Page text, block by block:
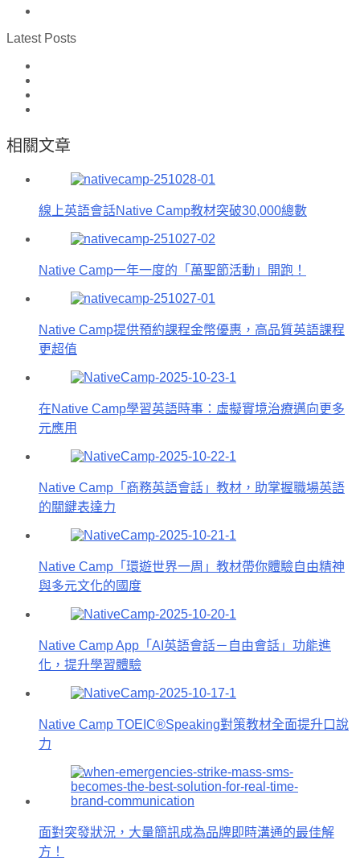
Latest Posts
相關文章
線上英語會話Native Camp教材突破30,000總數
Native Camp一年一度的「萬聖節活動」開跑！
Native Camp提供預約課程金幣優惠，高品質英語課程
更超值
在Native Camp學習英語時事：虛擬實境治療邁向更多
元應用
Native Camp「商務英語會話」教材，助掌握職場英語
的關鍵表達力
Native Camp「環遊世界一周」教材帶你體驗自由精神
與多元文化的國度
Native Camp App「AI英語會話－自由會話」功能進
化，提升學習體驗
Native Camp TOEIC®Speaking對策教材全面提升口說
力
面對突發狀況，大量簡訊成為品牌即時溝通的最佳解
方！